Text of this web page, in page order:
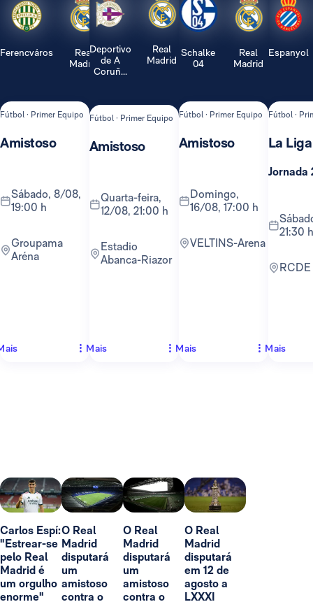
Ferencváros
Real
Madrid
Fútbol · Primer Equipo
Amistoso
sábado, 8/08,
19:00 h
Groupama
Aréna
Deportivo
de A
Coruñ...
Real
Madrid
Fútbol · Primer Equipo
Amistoso
quarta-feira,
12/08, 21:00 h
Estadio
Abanca-Riazor
Mais
Schalke
04
Real
Madrid
Fútbol · Primer Equipo
Amistoso
domingo,
16/08, 17:00 h
VELTINS-Arena
Mais
Espanyol
Fútbol ·
La Liga
Jornada
sábado, 22/08,
21:30 h
Mais
Carlos Espí:
"Estrear-se
pelo Real
Madrid é
um orgulho
enorme"
O Real
Madrid
disputará
um
amistoso
contra o
O Real
Madrid
disputará
um
amistoso
contra o
O Real
Madrid
disputará
em 12 de
agosto a
LXXXI